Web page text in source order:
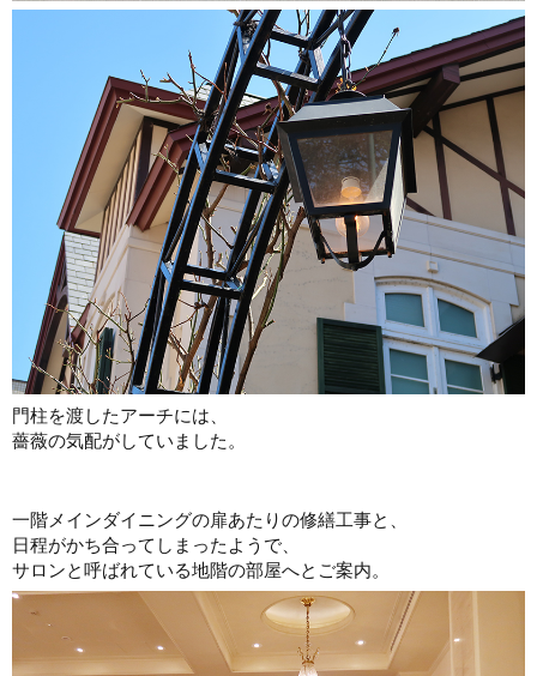
門柱を渡したアーチには、
薔薇の気配がしていました。
一階メインダイニングの扉あたりの修繕工事と、
日程がかち合ってしまったようで、
サロンと呼ばれている地階の部屋へとご案内。